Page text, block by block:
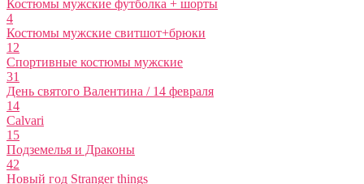
Костюмы мужские футболка + шорты
4
Костюмы мужские свитшот+брюки
12
Спортивные костюмы мужские
31
День святого Валентина / 14 февраля
14
Calvari
15
Подземелья и Драконы
42
Новый год Stranger things